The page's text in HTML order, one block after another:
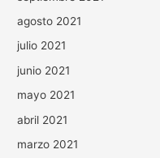
agosto 2021
julio 2021
junio 2021
mayo 2021
abril 2021
marzo 2021